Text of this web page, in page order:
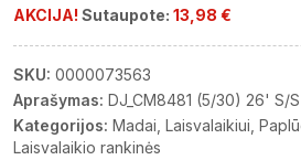
AKCIJA! Sutaupote: 13,98 €
SKU: 0000073563
Aprašymas: DJ_CM8481 (5/30) 26' S/
Kategorijos: Madai Laisvalaikiui
Laisvalaikio rankinės